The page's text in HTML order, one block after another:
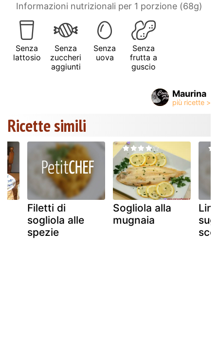
Informazioni nutrizionali per 1 porzione (68g)
Senza
lattosio
Senza
zuccheri
aggiunti
Senza
uova
Senza
frutta a
guscio
Maurina
Ricette simili
Filetti di
sogliola alle
spezie
Sogliola alla
mugnaia